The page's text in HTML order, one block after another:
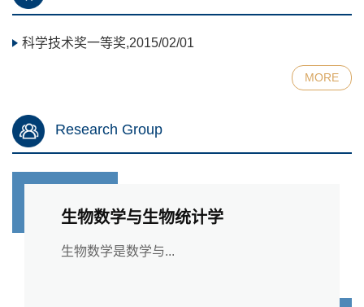
科学技术奖一等奖,2015/02/01
MORE
Research Group
生物数学与生物统计学
生物数学是数学与...